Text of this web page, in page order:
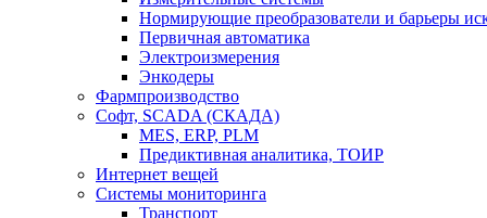
Нормирующие преобразователи и барьеры
Первичная автоматика
Электроизмерения
Энкодеры
Фармпроизводство
Софт, SCADA (СКАДА)
MES, ERP, PLM
Предиктивная аналитика, ТОИР
Интернет вещей
Системы мониторинга
Транспорт